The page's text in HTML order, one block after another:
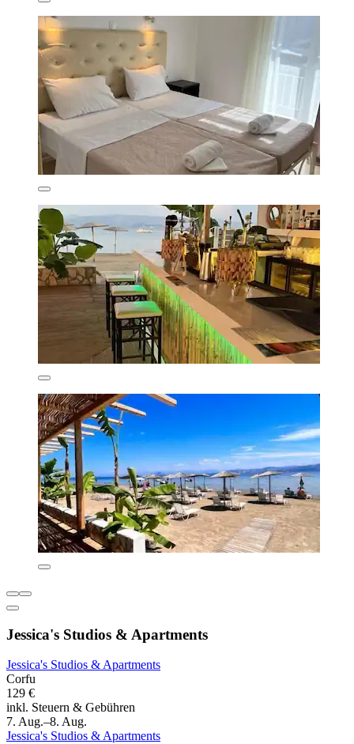
Jessica's Studios & Apartments
Jessica's Studios & Apartments
Corfu
129 €
inkl. Steuern & Gebühren
7. Aug.–8. Aug.
Jessica's Studios & Apartments